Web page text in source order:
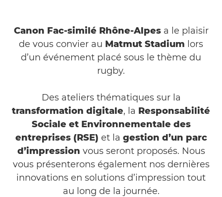
Canon Fac-similé Rhône-Alpesa le plaisir
de vous convier au Matmut Stadium lors
d’un événement placé sous le thème du
rugby.
Des ateliers thématiques sur la
transformation digitale, la Responsabilité
Sociale et Environnementale des
entreprises (RSE) et la gestion d’un parc
d’impression vous seront proposés. Nous
vous présenterons également nos dernières
innovations en solutions d’impression tout
au long de la journée.